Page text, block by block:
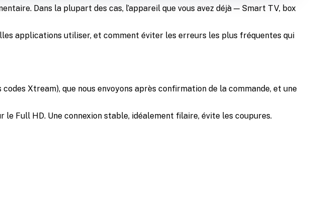
Dans la plupart des cas, l’appareil que vous avez déjà — Smart TV, box
applications utiliser, et comment éviter les erreurs les plus fréquentes qui
Xtream), que nous envoyons après confirmation de la commande, et une
Full HD. Une connexion stable, idéalement filaire, évite les coupures.